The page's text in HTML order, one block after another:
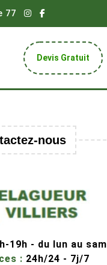
77
Devis Gratuit Get
A
nous
19h - du lun au sam
: 24h/24 - 7j/7